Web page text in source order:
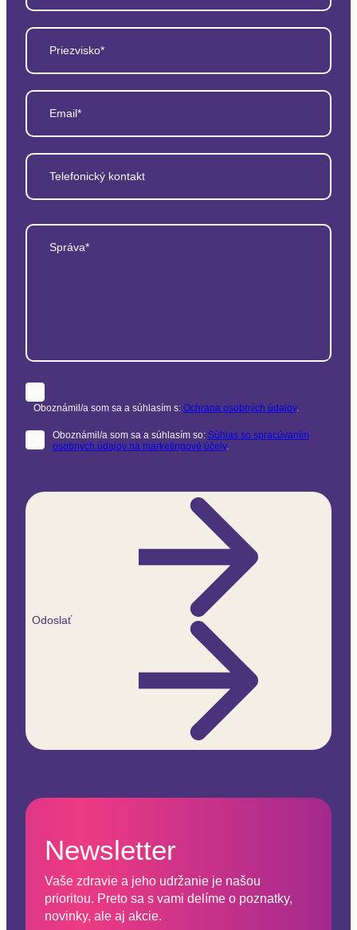
Priezvisko*
Email*
Telefonický kontakt
Správa*
Oboznámil/a som sa a súhlasím s: Ochrana osobných údajov.
Oboznámil/a som sa a súhlasím so: Súhlas so spracúvaním
osobných údajov na marketingové účely.
Odoslať
Newsletter
Vaše zdravie a jeho udržanie je našou
prioritou. Preto sa s vami delíme o poznatky,
novinky, ale aj akcie.